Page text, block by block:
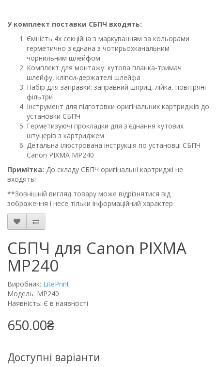
У комплект поставки СБПЧ входять:
Ємність 4х секційна з маркуванням за кольорами
герметично з'єднана з чотирьохканальним
чорнильним шлейфом
Комплект для монтажу: кутова планка-тримач
шлейфу, кліпси-держателі шлейфа
Набір для заправки: заправний шприц, лійка, повітряні
фільтри
Інструмент для підготовки оригінальних картриджів до
установки СБПЧ
Герметизуючі прокладки для з'єднання кутових
штуцерів з картриджем
Детальна ілюстрована інструкція по установці СБПЧ
Canon PIXMA MP240
Примітка: До складу СБПЧ оригінальні картриджі не
входять!
**Зовнішній вигляд товару може відрізнятися від
зображення і несе тільки інформаційний характер
СБПЧ для Canon PIXMA
MP240
Виробник: LitePrint
Модель: MP240
Наявність: Є в наявності
650.00₴
Доступні варіанти